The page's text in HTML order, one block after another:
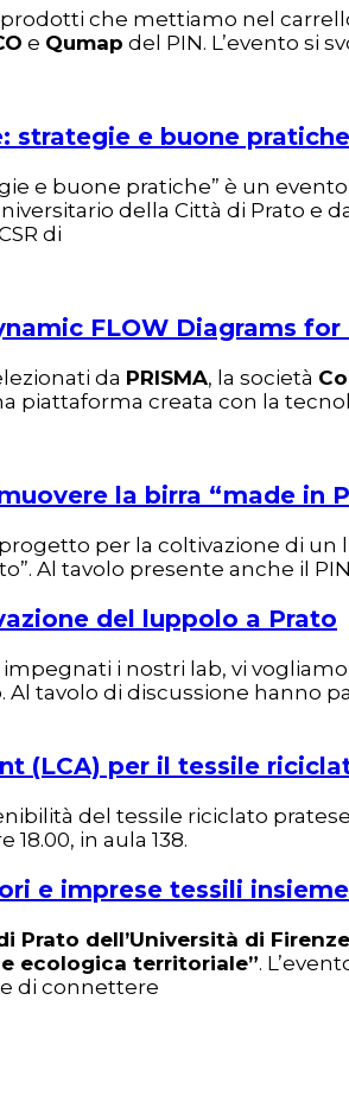
che mettiamo nel
e Qumap del PIN. L’evento si
strategie e buone pratiche
e buone pratiche” è un
della Città di Prato e
di
FLOW Diagrams for
da PRISMA, la società
piattaforma creata con la
la birra “made in
per la coltivazione di
Al tavolo presente anche il
del luppolo a Prato
i nostri lab, vi
tavolo di discussione hanno
(LCA) per il tessile
del tessile riciclato
in aula 138.
e imprese tessili
Prato dell’Università di Firenze
ecologica territoriale”.
di connettere